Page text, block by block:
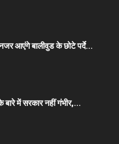
आएंगे बालीवुड के छोटे पर्दे...
बारे में सरकार नहीं गंभीर,...